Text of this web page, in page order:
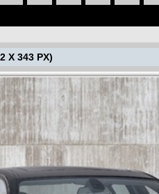
X 343 PX)